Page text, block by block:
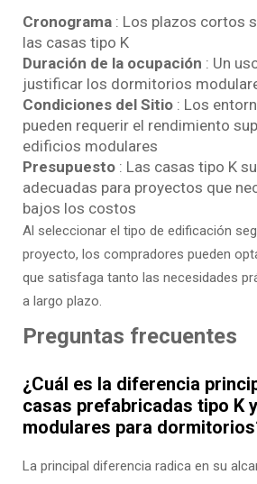
Cronograma : Los plazos cortos
las casas tipo K
Duración de la ocupación : Un
justificar los dormitorios
Condiciones del Sitio : Los
pueden requerir el rendimiento
edificios modulares
Presupuesto : Las casas tipo K
adecuadas para proyectos que
bajos los costos
Al seleccionar el tipo de edificación
proyecto, los compradores pueden
que satisfaga tanto las necesidades
a largo plazo.
Preguntas frecuentes
¿Cuál es la diferencia
casas prefabricadas tipo K
modulares para
La principal diferencia radica en su